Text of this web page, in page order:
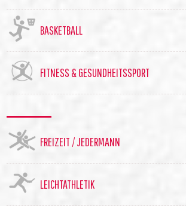
BASKETBALL
FITNESS & GESUNDHEITSSPORT
FREIZEIT / JEDERMANN
LEICHTATHLETIK